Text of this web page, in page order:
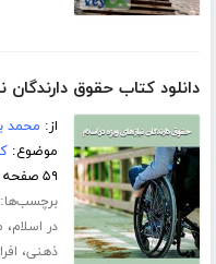
دانلود کتاب حقوق دارندگان
از: محمد
موضوع:
۵۹ صفحه
در اسلام،
ذهنی،